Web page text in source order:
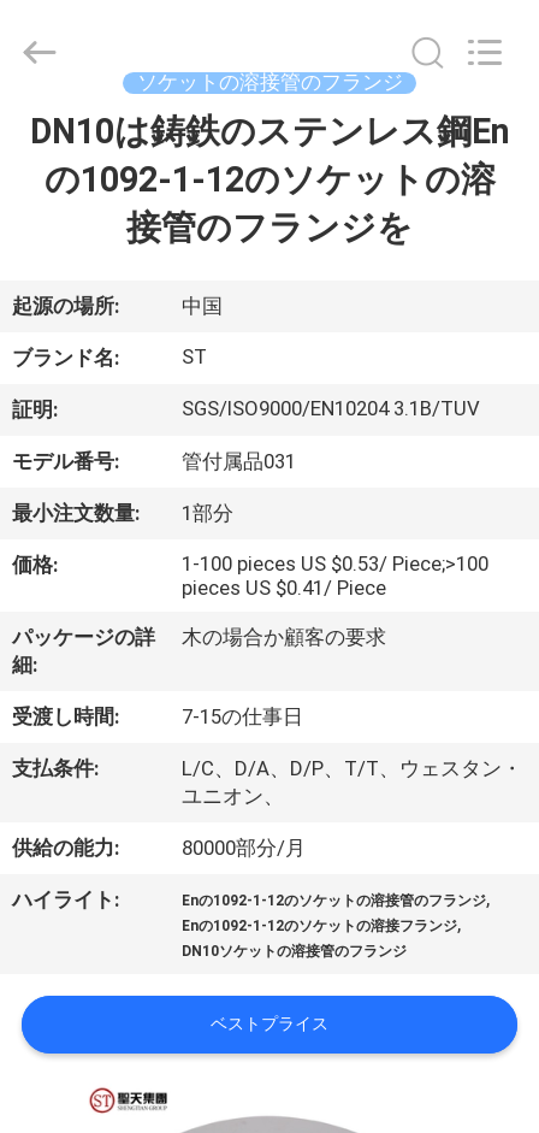
ホ
製
品
ビ
デ
VR
シ
ョ
ー
企
業
報
Hebei
Shengtian
Group
Reserved.
ソケットの溶接管のフランジ
DN10は鋳鉄のステンレス鋼En
の1092-1-12のソケットの溶
接管のフランジを
起源の場所: 中国
ブランド名: ST
証明: SGS/ISO9000/EN10204 3.1B/TUV
モデル番号: 管付属品031
最小注文数量: 1部分
価格:
1-100 pieces US $0.53/ Piece;>100
pieces US $0.41/ Piece
パッケージの詳
細:
木の場合か顧客の要求
受渡し時間: 7-15の仕事日
支払条件:
L/C、D/A、D/P、T/T、ウェスタン・
ユニオン、
供給の能力: 80000部分/月
ハイライト: Enの1092-1-12のソケットの溶接管のフランジ,
Enの1092-1-12のソケットの溶接フランジ,
DN10ソケットの溶接管のフランジ
ベストプライス